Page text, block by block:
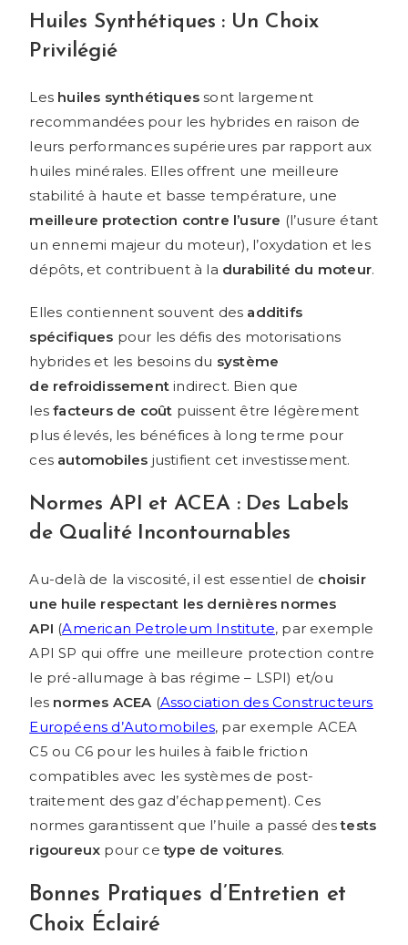
Huiles Synthétiques : Un Choix
Privilégié
Les huiles synthétiques sont largement
recommandées pour les hybrides en raison de
leurs performances supérieures par rapport aux
huiles minérales. Elles offrent une meilleure
stabilité à haute et basse température, une
meilleure protection contre l’usure (l’usure étant
un ennemi majeur du moteur), l’oxydation et les
dépôts, et contribuent à la durabilité du moteur.
Elles contiennent souvent des additifs
spécifiques pour les défis des motorisations
hybrides et les besoins du système
de refroidissement indirect. Bien que
lesfacteurs de coût puissent être légèrement
plus élevés, les bénéfices à long terme pour
ces automobiles justifient cet investissement.
Normes API et ACEA : Des Labels
de Qualité Incontournables
Au-delà de la viscosité, il est essentiel de choisir
une huile respectant les dernières normes
API (American Petroleum Institute, par exemple
API SP qui offre une meilleure protection contre
le pré-allumage à bas régime – LSPI) et/ou
les normes ACEA (Association des Constructeurs
Européens d’Automobiles, par exemple ACEA
C5 ou C6 pour les huiles à faible friction
compatibles avec les systèmes de post-
traitement des gaz d’échappement). Ces
normes garantissent que l’huile a passé destests
rigoureux pour cetype de voitures.
Bonnes Pratiques d’Entretien et
Choix Éclairé